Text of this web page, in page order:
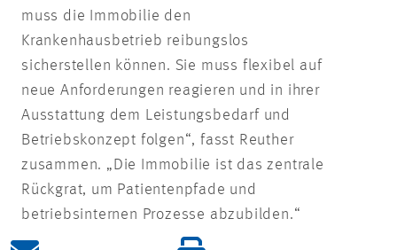
muss die Immobilie den
Krankenhausbetrieb reibungslos
sicherstellen können. Sie muss flexibel auf
neue Anforderungen reagieren und in ihrer
Ausstattung dem Leistungsbedarf und
Betriebskonzept folgen“, fasst Reuther
zusammen. „Die Immobilie ist das zentrale
Rückgrat, um Patientenpfade und
betriebsinternen Prozesse abzubilden.“